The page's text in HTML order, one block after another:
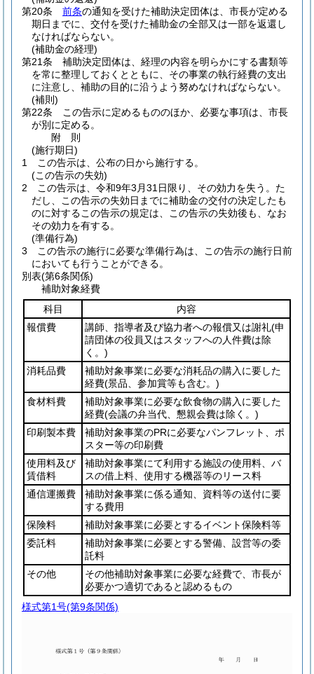
第20条
前条の通知を受けた補助決定団体は、市長が定める
期日までに、交付を受けた補助金の全部又は一部を返還し
なければならない。
(補助金の経理)
第21条
補助決定団体は、経理の内容を明らかにする書類等
を常に整理しておくとともに、その事業の執行経費の支出
に注意し、補助の目的に沿うよう努めなければならない。
(補則)
第22条
この告示に定めるもののほか、必要な事項は、市長
が別に定める。
附 則
(施行期日)
1
この告示は、公布の日から施行する。
(この告示の失効)
2
この告示は、令和9年3月31日限り、その効力を失う。 た
だし、この告示の失効日までに補助金の交付の決定したも
のに対するこの告示の規定は、この告示の失効後も、なお
その効力を有する。
(準備行為)
3
この告示の施行に必要な準備行為は、この告示の施行日前
においても行うことができる。
別表(第6条関係)
補助対象経費
科目
内容
報償費
講師、指導者及び協力者への報償又は謝礼(申
請団体の役員又はスタッフへの人件費は除
く。)
消耗品費
補助対象事業に必要な消耗品の購入に要した
経費(景品、参加賞等も含む。)
食材料費
補助対象事業に必要な飲食物の購入に要した
経費(会議の弁当代、懇親会費は除く。)
印刷製本費
補助対象事業のPRに必要なパンフレット、ポ
スター等の印刷費
使用料及び
賃借料
補助対象事業にて利用する施設の使用料、バ
スの借上料、使用する機器等のリース料
通信運搬費
補助対象事業に係る通知、資料等の送付に要
する費用
保険料
補助対象事業に必要とするイベント保険料等
委託料
補助対象事業に必要とする警備、設営等の委
託料
その他
その他補助対象事業に必要な経費で、市長が
必要かつ適切であると認めるもの
様式第1号(第9条関係)